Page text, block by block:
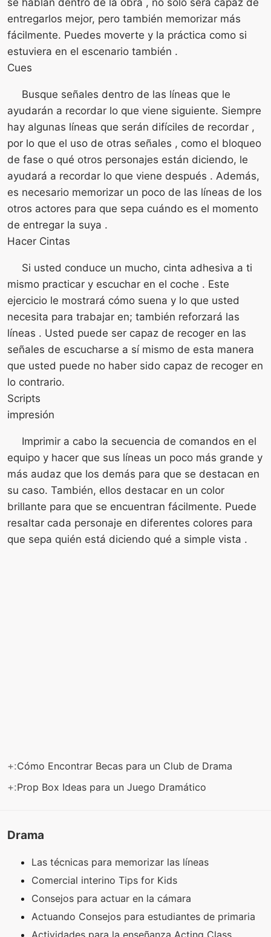
entregarlos mejor, pero también memorizar más
fácilmente. Puedes moverte y la práctica como si
estuviera en el escenario también .
Cues
Busque señales dentro de las líneas que le
ayudarán a recordar lo que viene siguiente. Siempre
hay algunas líneas que serán difíciles de recordar ,
por lo que el uso de otras señales , como el bloqueo
de fase o qué otros personajes están diciendo, le
ayudará a recordar lo que viene después . Además,
es necesario memorizar un poco de las líneas de los
otros actores para que sepa cuándo es el momento
de entregar la suya .
Hacer Cintas
Si usted conduce un mucho, cinta adhesiva a ti
mismo practicar y escuchar en el coche . Este
ejercicio le mostrará cómo suena y lo que usted
necesita para trabajar en; también reforzará las
líneas . Usted puede ser capaz de recoger en las
señales de escucharse a sí mismo de esta manera
que usted puede no haber sido capaz de recoger en
lo contrario.
Scripts
impresión
Imprimir a cabo la secuencia de comandos en el
equipo y hacer que sus líneas un poco más grande y
más audaz que los demás para que se destacan en
su caso. También, ellos destacar en un color
brillante para que se encuentran fácilmente. Puede
resaltar cada personaje en diferentes colores para
que sepa quién está diciendo qué a simple vista .
+:Cómo Encontrar Becas para un Club de Drama
+:Prop Box Ideas para un Juego Dramático
Drama
Las técnicas para memorizar las líneas
Comercial interino Tips for Kids
Consejos para actuar en la cámara
Actuando Consejos para estudiantes de primaria